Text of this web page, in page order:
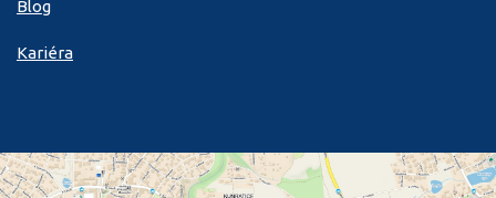
Blog
Kariéra